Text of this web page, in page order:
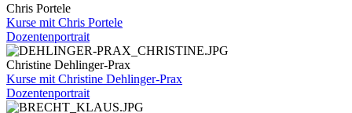
Chris Portele
Kurse mit Chris Portele
Dozentenportrait
Christine Dehlinger-Prax
Kurse mit Christine Dehlinger-Prax
Dozentenportrait